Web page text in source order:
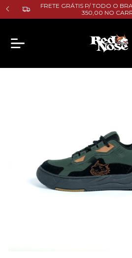
R$
FRETE GRÁTIS P/ TODO O
350,00 NO